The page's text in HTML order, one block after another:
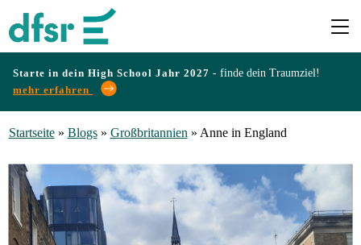
Starte in dein High School Jahr 2027 - finde dein Traumziel!
mehr erfahren
Programme
Infos
Startseite» Blogs» Großbritannien» Anne in England
ANNE IN ENGLAND